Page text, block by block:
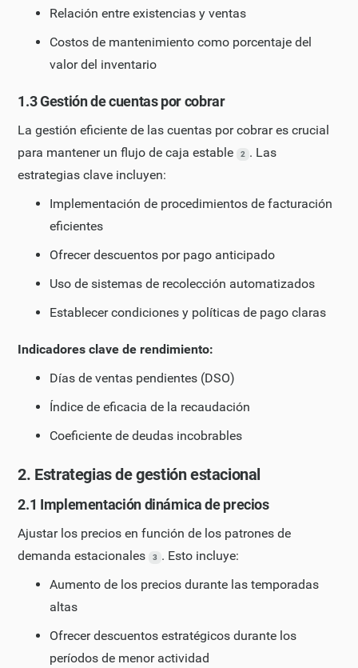
Relación entre existencias y ventas
Costos de mantenimiento como porcentaje del
valor del inventario
1.3 Gestión de cuentas por cobrar
La gestión eficiente de las cuentas por cobrar es crucial
para mantener un flujo de caja estable
2
. Las
estrategias clave incluyen:
Implementación de procedimientos de facturación
eficientes
Ofrecer descuentos por pago anticipado
Uso de sistemas de recolección automatizados
Establecer condiciones y políticas de pago claras
Indicadores clave de rendimiento:
Días de ventas pendientes (DSO)
Índice de eficacia de la recaudación
Coeficiente de deudas incobrables
2. Estrategias de gestión estacional
2.1 Implementación dinámica de precios
Ajustar los precios en función de los patrones de
demanda estacionales
3
. Esto incluye:
Aumento de los precios durante las temporadas
altas
Ofrecer descuentos estratégicos durante los
períodos de menor actividad